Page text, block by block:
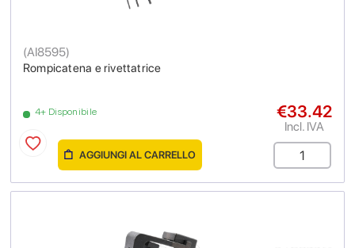
Rompicatena e rivettatrice
(AI8595)
4+ Disponibile €33.42
Incl. IVA
AGGIUNGI AL CARRELLO